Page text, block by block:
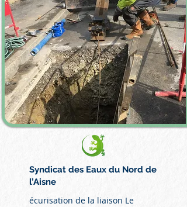
Syndicat des Eaux du Nord de
l’Aisne
écurisation de la liaison Le